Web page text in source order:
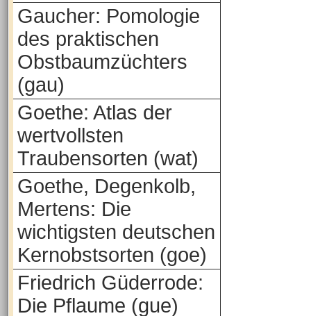
Gaucher: Pomologie
des praktischen
Obstbaumzüchters
(gau)
Goethe: Atlas der
wertvollsten
Traubensorten (wat)
Goethe, Degenkolb,
Mertens: Die
wichtigsten deutschen
Kernobstsorten (goe)
Friedrich Güderrode:
Die Pflaume (gue)